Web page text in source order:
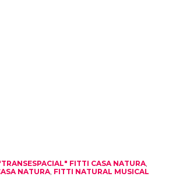
FITTI CASA NATURA,
NATURA, FITTI NATURAL MUSICAL